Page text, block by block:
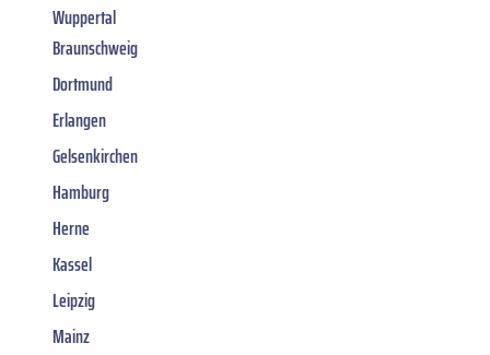
Wuppertal
Braunschweig
Dortmund
Erlangen
Gelsenkirchen
Hamburg
Herne
Kassel
Leipzig
Mainz